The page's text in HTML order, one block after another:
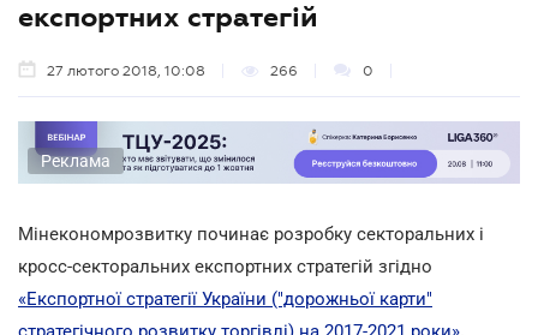
експортних стратегій
27 лютого 2018, 10:08 266 0
Реклама
Мінекономрозвитку починає розробку секторальних і
кросс-секторальних експортних стратегій згідно
«Експортної стратегії України ("дорожньої карти"